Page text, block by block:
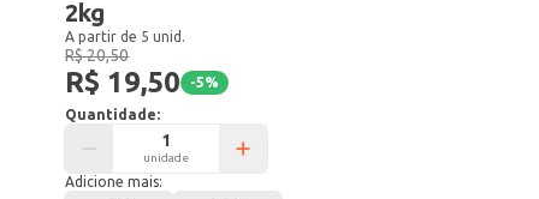
2kg
A partir de 5 unid.
R$ 20,50
R$ 19,50 -5%
Quantidade:
unidade
Adicione mais: